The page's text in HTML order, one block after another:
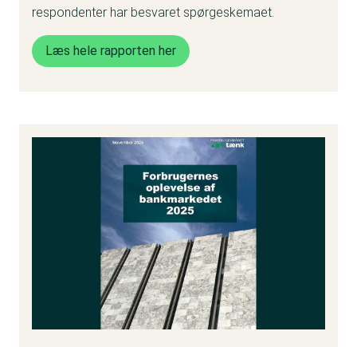
respondenter har besvaret spørgeskemaet.
Læs hele rapporten her